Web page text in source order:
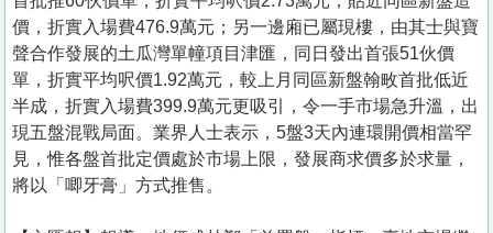
價，折實入場費476.9萬元；另一邊廂已屬現樓，由其士與寶
聲合作發展的土瓜灣單幢項目津匯，同日發出首張51伙價
單，折實平均呎價1.92萬元，較上月同區新盤翰畋首批低近
半成，折實入場費399.9萬元更吸引，令一手市場急升溫，出
現五盤混戰局面。業界人士表示，5盤3天內連環開價相當罕
見，惟各盤首批定價處於市場上限，發展商求價多於求量，
將以「唧牙膏」方式推售。